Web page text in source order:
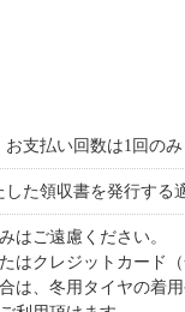
支払い回数は1回のみ
た領収書を発行する
はご遠慮ください。
はクレジットカード
は、冬用タイヤの着